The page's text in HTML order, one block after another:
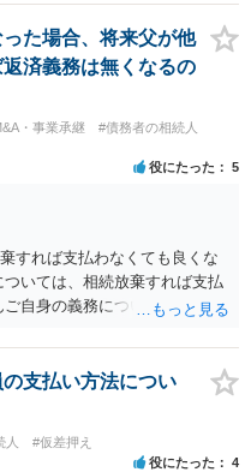
た場合、将来父が他
済義務は無くなるの
・事業承継
#債務者の相続人
役にたった 5
すれば支払わなくても良くな
いては、相続放棄すれば支払
自身の義務については、契約
、何の義務も負わないなら、
ンさせる意味もないような気
しても負う内容だと困ります
支払い方法につい
人 #仮差押え
役にたった 4